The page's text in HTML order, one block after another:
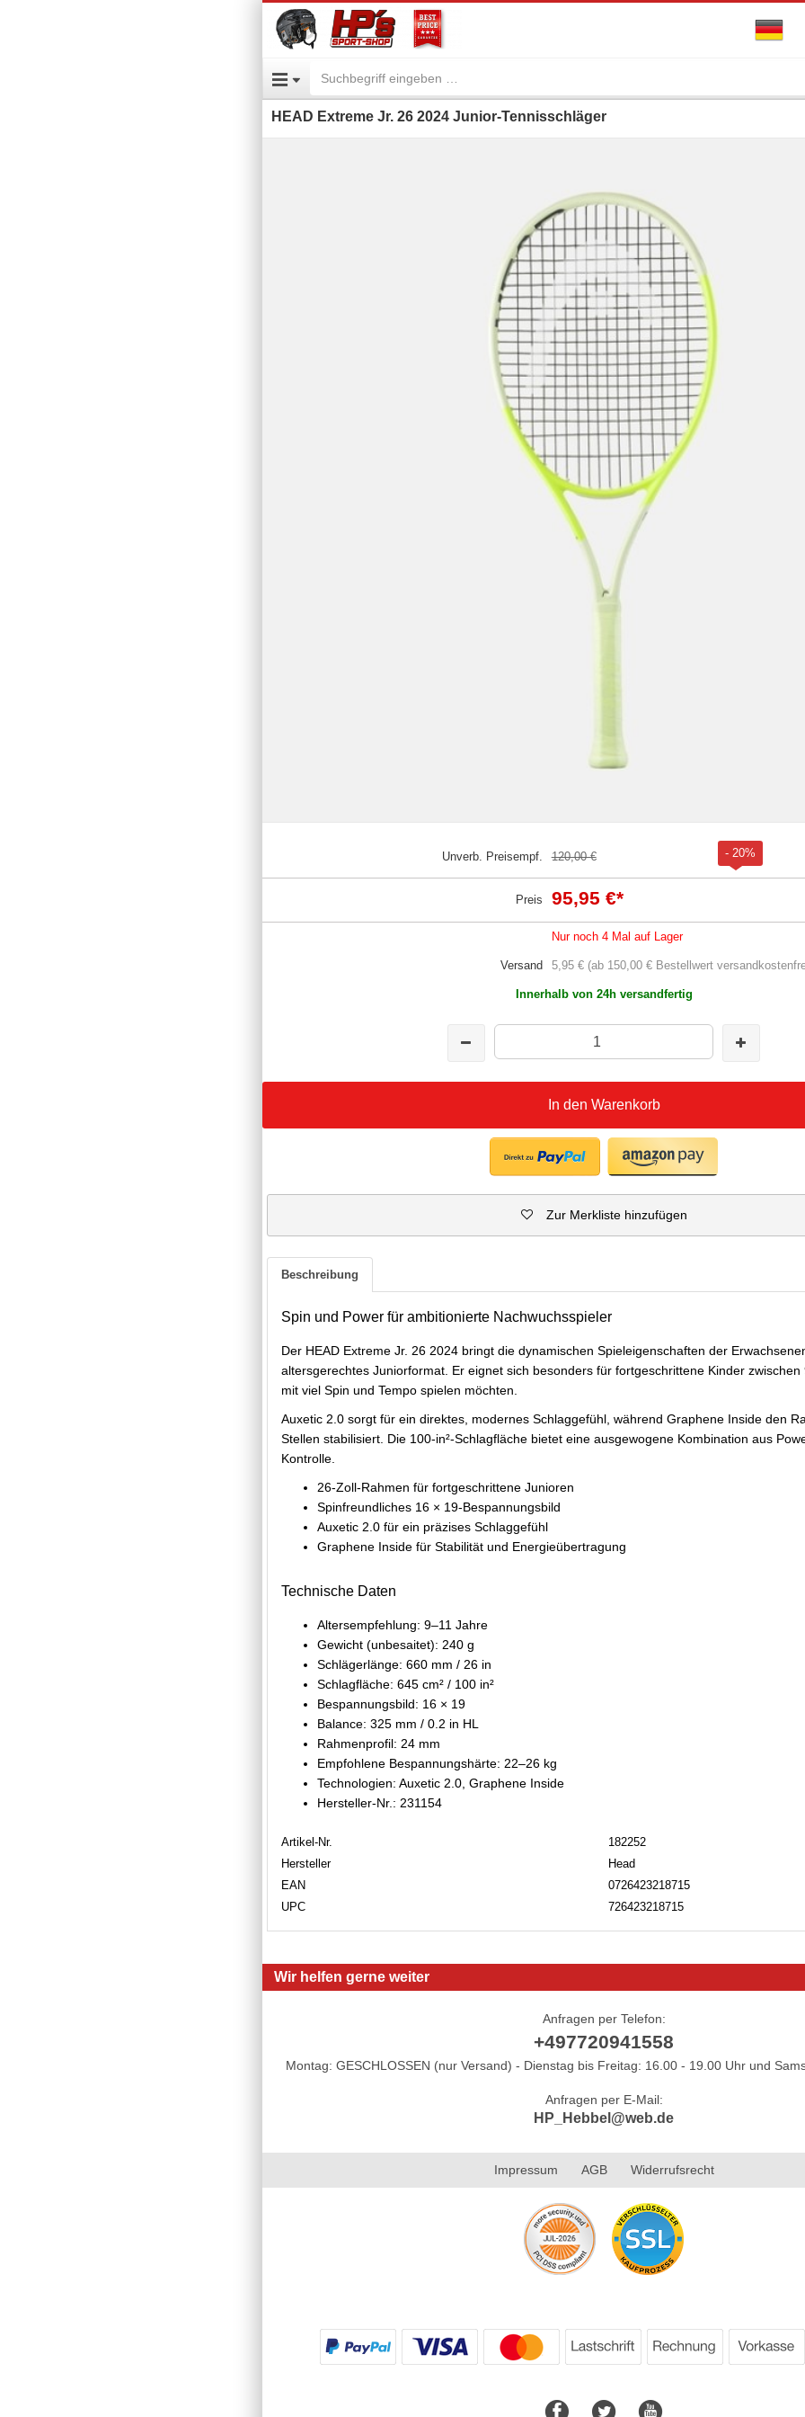
HEAD Extreme Jr. 26 2024 Junior-Tennisschläger
Unverb. Preisempf. 120,00 € - 20%
Preis 95,95 €*
Nur noch 4 Mal auf Lager
Versand 5,95 € (ab 150,00 € Bestellwert
Innerhalb von 24h versandfertig
In den Warenkorb
Zur Merkliste hinzufügen
Beschreibung
Spin und Power für ambitionierte Nachwuchsspieler
Der HEAD Extreme Jr. 26 2024 bringt die dynamischen Spieleigenschaften der
altersgerechtes Juniorformat. Er eignet sich besonders für fortgeschrittene Kinder
mit viel Spin und Tempo spielen möchten.
Auxetic 2.0 sorgt für ein direktes, modernes Schlaggefühl, während Graphene Inside den
Stellen stabilisiert. Die 100-in²-Schlagfläche bietet eine ausgewogene Kombination aus
Kontrolle.
26-Zoll-Rahmen für fortgeschrittene Junioren
Spinfreundliches 16 × 19-Bespannungsbild
Auxetic 2.0 für ein präzises Schlaggefühl
Graphene Inside für Stabilität und Energieübertragung
Technische Daten
Altersempfehlung: 9–11 Jahre
Gewicht (unbesaitet): 240 g
Schlägerlänge: 660 mm / 26 in
Schlagfläche: 645 cm² / 100 in²
Bespannungsbild: 16 × 19
Balance: 325 mm / 0.2 in HL
Rahmenprofil: 24 mm
Empfohlene Bespannungshärte: 22–26 kg
Technologien: Auxetic 2.0, Graphene Inside
Hersteller-Nr.: 231154
Artikel-Nr.
182252
Hersteller
Head
EAN
0726423218715
UPC
726423218715
Wir helfen gerne weiter
Anfragen per Telefon:
+497720941558
Montag: GESCHLOSSEN (nur Versand) - Dienstag bis Freitag: 16.00 - 19.00 Uhr und
Anfragen per E-Mail:
HP_Hebbel@web.de
Impressum AGB Widerrufsrecht